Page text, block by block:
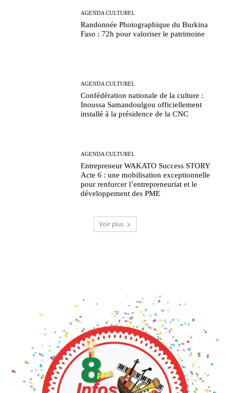
AGENDA CULTUREL
Randonnée Photographique du Burkina
Faso : 72h pour valoriser le patrimoine
AGENDA CULTUREL
Confédération nationale de la culture :
Inoussa Samandoulgou officiellement
installé à la présidence de la CNC
AGENDA CULTUREL
Entrepreneur WAKATO Success STORY
Acte 6 : une mobilisation exceptionnelle
pour renforcer l’entrepreneuriat et le
développement des PME
Voir plus